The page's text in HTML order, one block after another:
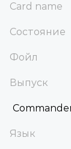
Card name
Состояние
Фойл
Выпуск
Язык